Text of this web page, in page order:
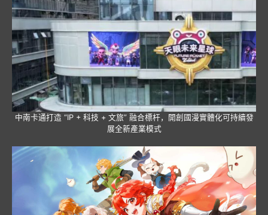
中南卡通打造 “IP + 科技 + 文旅” 融合標杆，開創國漫實體化可持續發
展全新產業模式